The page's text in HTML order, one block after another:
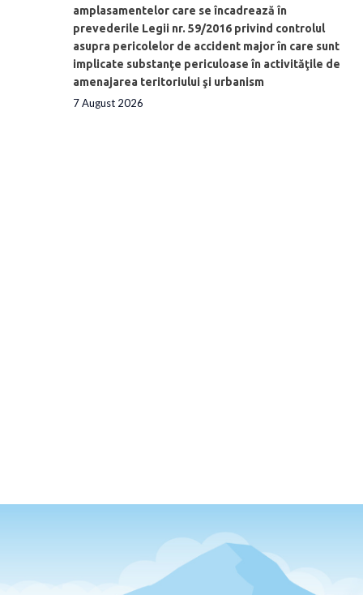
amplasamentelor care se încadrează în
prevederile Legii nr. 59/2016 privind controlul
asupra pericolelor de accident major în care sunt
implicate substanţe periculoase în activităţile de
amenajarea teritoriului şi urbanism
7 August 2026